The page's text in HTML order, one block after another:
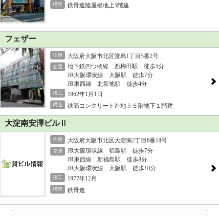
構造 鉄骨造陸屋根地上5階建
フェザー
住所 大阪府大阪市北区堂島1丁目5番2号
交通
地下鉄四つ橋線 西梅田駅 徒歩5分
JR大阪環状線 大阪駅 徒歩7分
JR東西線 北新地駅 徒歩4分
竣工 1962年1月1日
構造 鉄筋コンクリート造地上５階地下１階建
大淀南安澤ビルⅡ
住所 大阪府大阪市北区大淀南2丁目6番18号
交通
JR大阪環状線 福島駅 徒歩7分
JR東西線 新福島駅 徒歩8分
JR大阪環状線 大阪駅 徒歩10分
竣工 1977年12月
構造 鉄骨造